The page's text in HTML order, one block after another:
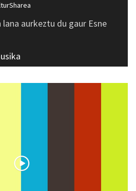
aurkeztu du gaur Esne